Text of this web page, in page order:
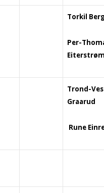
Torkil
Per-
Trond-
Graarud
Rune